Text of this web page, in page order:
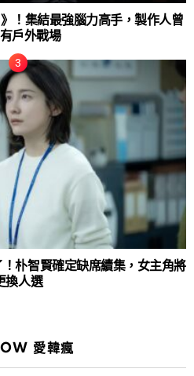
！集結最強腦力高手，製作人曾
戶外戰場
朴智賢確定缺席續集，女主角將
換人選
愛韓瘋